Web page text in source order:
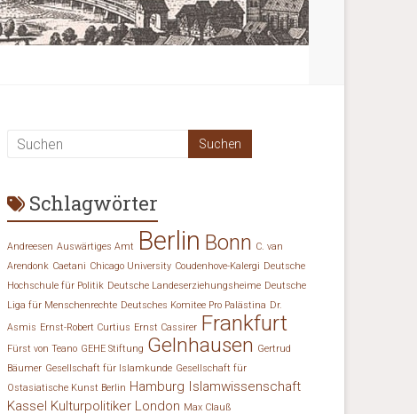
Schlagwörter
Andreesen Auswärtiges Amt Berlin Bonn C. van
Arendonk Caetani Chicago University Coudenhove-Kalergi Deutsche
Hochschule für Politik Deutsche Landeserziehungsheime Deutsche
Liga für Menschenrechte Deutsches Komitee Pro Palästina Dr.
Asmis Ernst-Robert Curtius Ernst Cassirer Frankfurt
Fürst von Teano GEHE Stiftung Gelnhausen Gertrud
Bäumer Gesellschaft für Islamkunde Gesellschaft für
Ostasiatische Kunst Berlin Hamburg Islamwissenschaft
Kassel Kulturpolitiker London Max Clauß